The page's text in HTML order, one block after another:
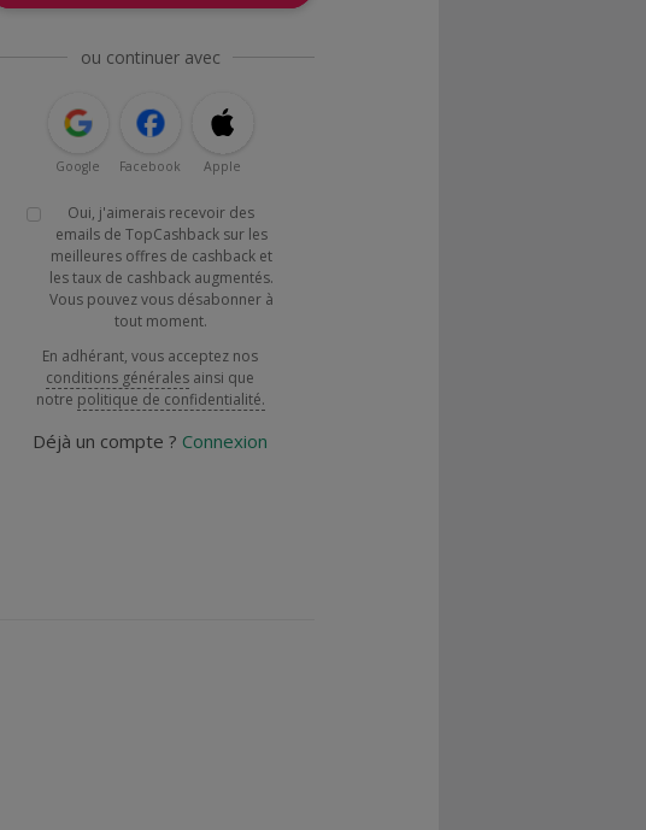
ou continuer avec
Google Facebook Apple
Oui, j'aimerais recevoir des
emails de TopCashback sur les
meilleures offres de cashback et
les taux de cashback augmentés.
Vous pouvez vous désabonner à
tout moment.
En adhérant, vous acceptez nos
conditions générales ainsi que
notre politique de confidentialité.
Déjà un compte ? Connexion